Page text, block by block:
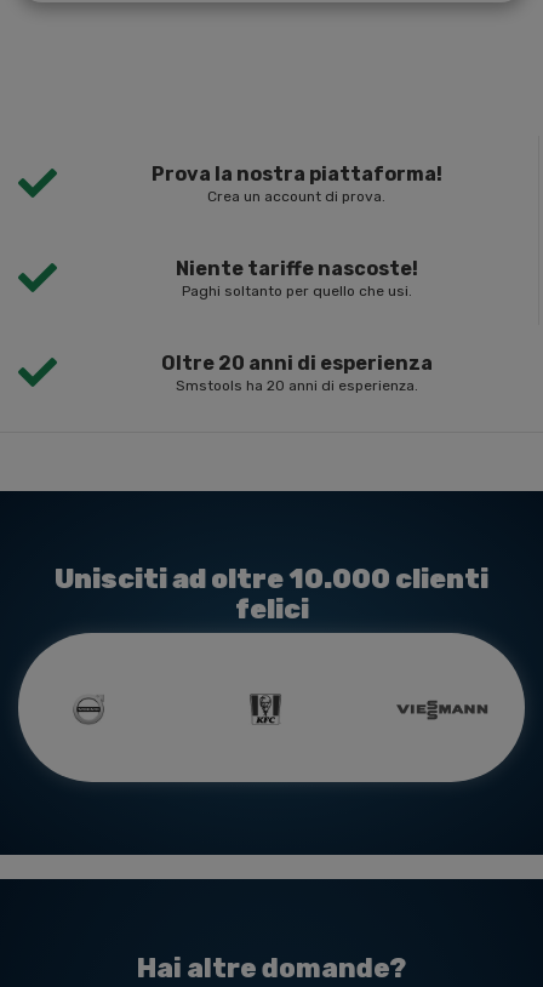
Prova la nostra piattaforma!
Crea un account di prova.
Niente tariffe nascoste!
Paghi soltanto per quello che usi.
Oltre 20 anni di esperienza
Smstools ha 20 anni di esperienza.
Unisciti ad oltre 10.000 clienti
felici
Hai altre domande?